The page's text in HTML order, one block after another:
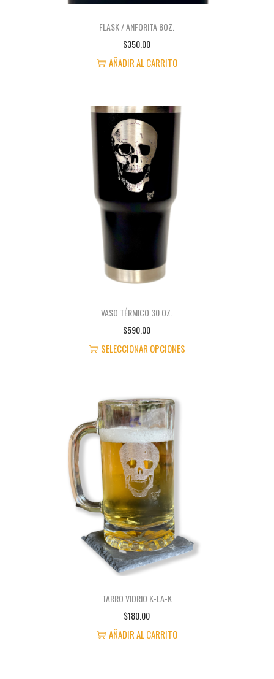
FLASK / ANFORITA 8OZ.
$350.00
AÑADIR AL CARRITO
VASO TÉRMICO 30 OZ.
$590.00
SELECCIONAR OPCIONES
T
E
P
R
O
D
U
C
T
O
T
I
E
TARRO VIDRIO K-LA-K
$180.00
AÑADIR AL CARRITO